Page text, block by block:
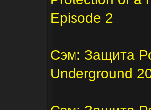
Episode 2
Сэм: Защита
Underground